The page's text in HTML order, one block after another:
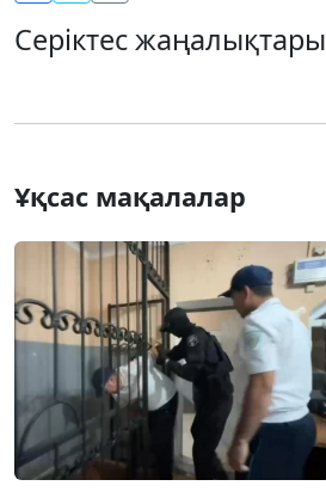
Серіктес жаңалықтары
Ұқсас мақалалар